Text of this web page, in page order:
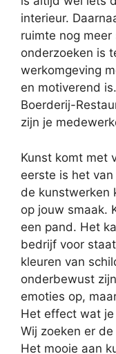
interieur.
ruimte nog
onderzoeken is
werkomgeving
en motiverend
Boerderij-
zijn je
Kunst komt met
eerste is het
de kunstwerken
op jouw smaak.
een pand. Het
bedrijf voor
kleuren van
onderbewust
emoties op,
Het effect wat
Wij zoeken er
Het mooie aan